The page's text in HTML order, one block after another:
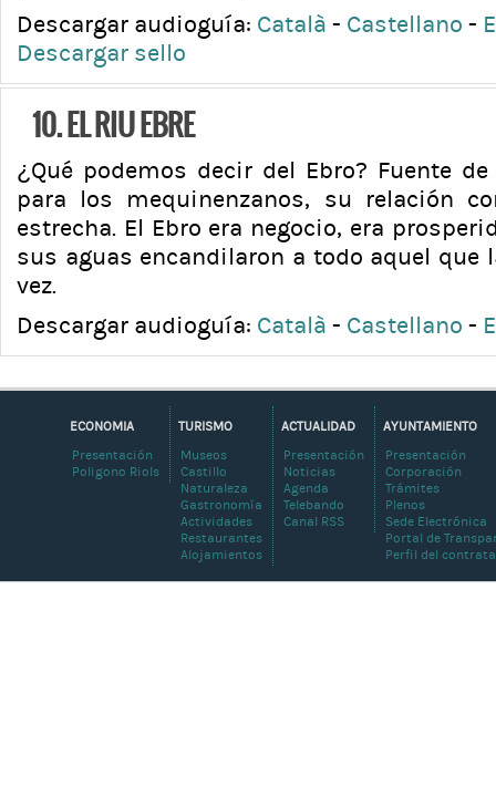
Descargar audioguía: Català - Castellano -
Descargar sello
10. EL RIU EBRE
¿Qué podemos decir del Ebro? Fuente
para los mequinenzanos, su relación
estrecha. El Ebro era negocio, era
sus aguas encandilaron a todo aquel que
vez.
Descargar audioguía: Català - Castellano -
AYUNTAMIENTO
Presentación
Corporación
Trámites
Plenos
Sede Electrónica
Portal de
Perfil del
ACTUALIDAD
Presentación
Noticias
Agenda
Telebando
Canal RSS
TURISMO
Museos
Castillo
Naturaleza
Gastronomía
Actividades
Restaurantes
Alojamientos
ECONOMIA
Presentación
Poligono Riols